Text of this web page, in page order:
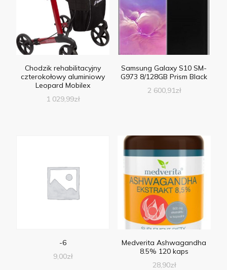
Chodzik rehabilitacyjny
czterokołowy aluminiowy
Leopard Mobilex
1 029,99zł
Samsung Galaxy S10 SM-
G973 8/128GB Prism Black
2 600,91zł
-6
9,00zł
Medverita Ashwagandha
8.5% 120 kaps
28,90zł